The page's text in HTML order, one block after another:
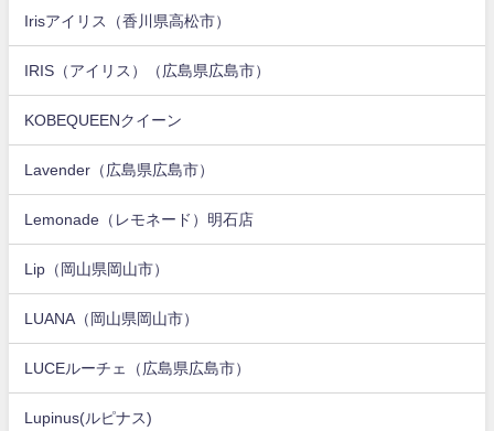
Irisアイリス（香川県高松市）
IRIS（アイリス）（広島県広島市）
KOBEQUEENクイーン
Lavender（広島県広島市）
Lemonade（レモネード）明石店
Lip（岡山県岡山市）
LUANA（岡山県岡山市）
LUCEルーチェ（広島県広島市）
Lupinus(ルピナス)